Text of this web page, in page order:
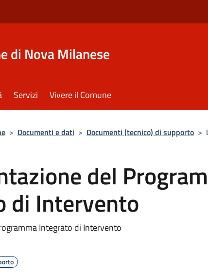
di Nova Milanese
Servizi Vivere il Comune
> Documenti e dati > Documenti (tecnico) di supporto >
del
di Intervento
Integrato di Intervento